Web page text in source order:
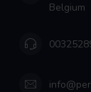
Belgium